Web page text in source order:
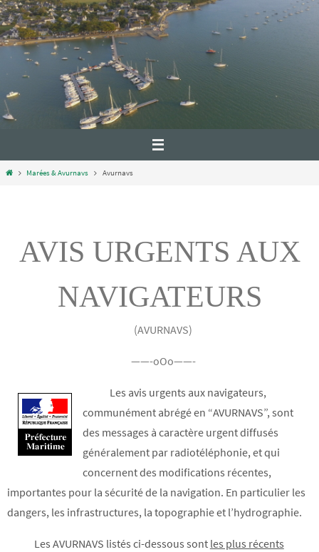
Marées & Avurnavs Avurnavs
AVIS URGENTS AUX
NAVIGATEURS
(AVURNAVS)
——-oOo——-
Les avis urgents aux navigateurs,
communément abrégé en “AVURNAVS”, sont
des messages à caractère urgent diffusés
généralement par radiotéléphonie, et qui
concernent des modifications récentes,
importantes pour la sécurité de la navigation. En particulier les
dangers, les infrastructures, la topographie et l’hydrographie.
Les AVURNAVS listés ci-dessous sont les plus récents